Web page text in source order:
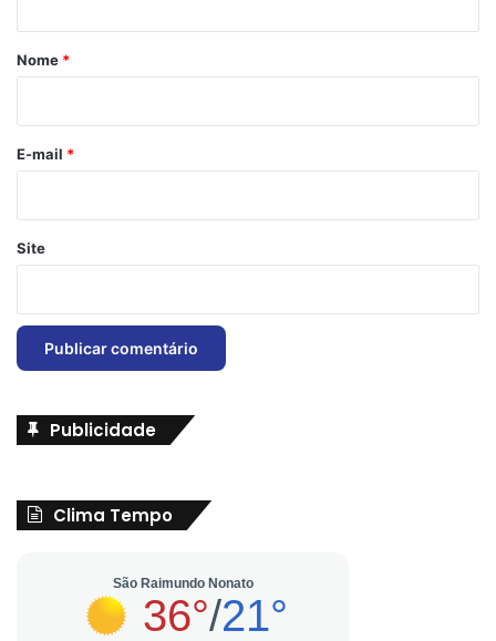
r
*
Nome *
E-mail *
Site
Publicidade
Clima Tempo